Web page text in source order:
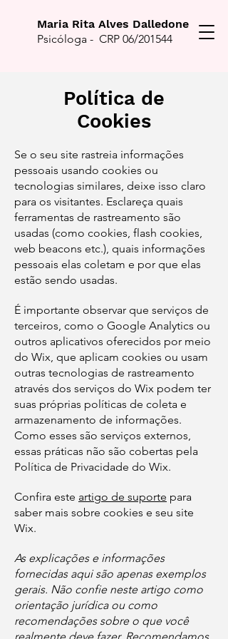
Maria Rita Alves Dalledone
Psicóloga - CRP 06/201544
Política de
Cookies
Se o seu site rastreia informações
pessoais usando cookies ou
tecnologias similares, deixe isso claro
para os visitantes. Esclareça quais
ferramentas de rastreamento são
usadas (como cookies, flash cookies,
web beacons etc.), quais informações
pessoais elas coletam e por que elas
estão sendo usadas.
É importante observar que serviços de
terceiros, como o Google Analytics ou
outros aplicativos oferecidos por meio
do Wix, que aplicam cookies ou usam
outras tecnologias de rastreamento
através dos serviços do Wix podem ter
suas próprias políticas de coleta e
armazenamento de informações.
Como esses são serviços externos,
essas práticas não são cobertas pela
Política de Privacidade do Wix.
Confira este artigo de suporte para
saber mais sobre cookies e seu site
Wix.
As explicações e informações
fornecidas aqui são apenas exemplos
gerais. Não confie neste artigo como
orientação jurídica ou como
recomendações sobre o que você